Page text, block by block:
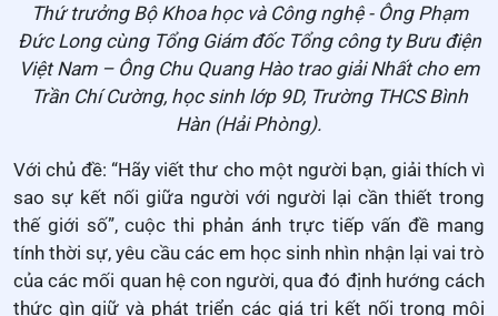
Thứ trưởng Bộ Khoa học và Công nghệ - Ông Phạm
Đức Long cùng Tổng Giám đốc Tổng công ty Bưu điện
Việt Nam – Ông Chu Quang Hào trao giải Nhất cho em
Trần Chí Cường, học sinh lớp 9D, Trường THCS Bình
Hàn (Hải Phòng).
Với chủ đề: “Hãy viết thư cho một người bạn, giải thích vì
sao sự kết nối giữa người với người lại cần thiết trong
thế giới số”, cuộc thi phản ánh trực tiếp vấn đề mang
tính thời sự, yêu cầu các em học sinh nhìn nhận lại vai trò
của các mối quan hệ con người, qua đó định hướng cách
thức gìn giữ và phát triển các giá trị kết nối trong môi